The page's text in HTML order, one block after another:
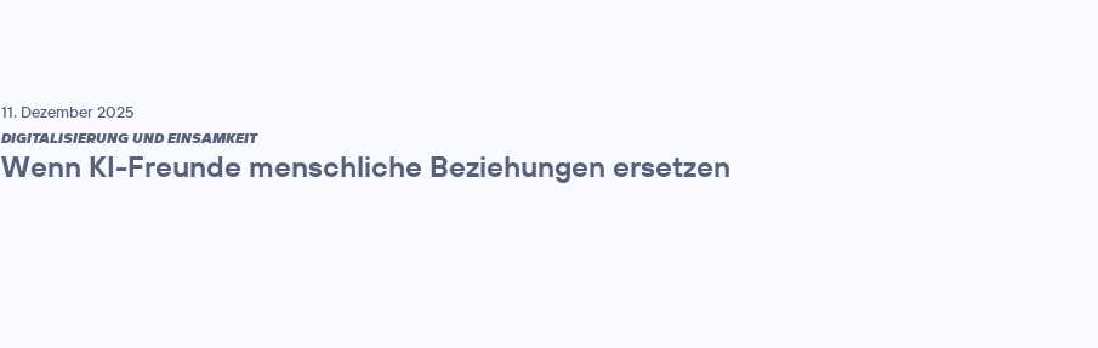
11. Dezember 2025
DIGITALISIERUNG UND EINSAMKEIT
Wenn KI-Freunde menschliche Beziehungen ersetzen